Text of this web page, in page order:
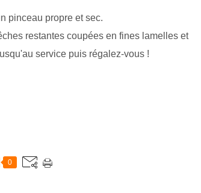
pinceau propre et sec.
restantes coupées en fines lamelles et
service puis régalez-vous !
0